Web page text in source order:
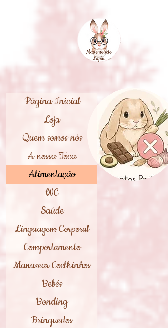
Página Inicial
Loja
Quem somos nós
A nossa Toca
Alimentação
WC
Saúde
Linguagem Corporal
Comportamento
Manusear Coelhinhos
Bebés
Bonding
Brinquedos